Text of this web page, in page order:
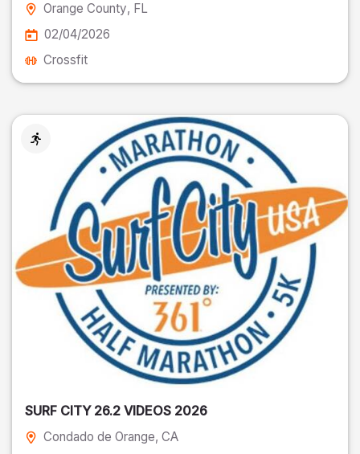
Orange County, FL
02/04/2026
Crossfit
SURF CITY 26.2 VIDEOS 2026
Condado de Orange, CA